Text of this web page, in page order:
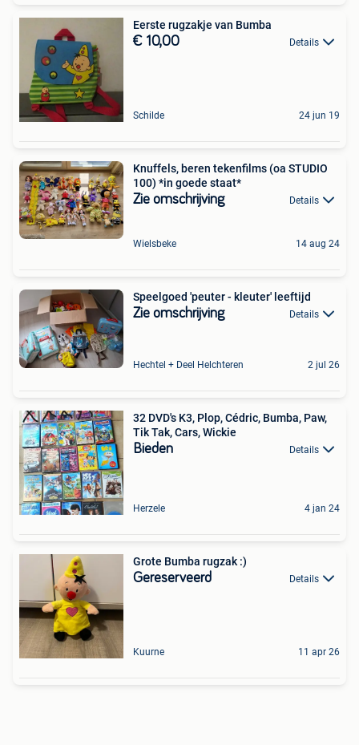
Eerste rugzakje van Bumba
€ 10,00 Details
Schilde 24 jun 19
Knuffels, beren tekenfilms (oa STUDIO
100) *in goede staat*
Zie omschrijving Details
Wielsbeke 14 aug 24
Speelgoed 'peuter - kleuter' leeftijd
Zie omschrijving Details
Hechtel + Deel Helchteren 2 jul 26
32 DVD's K3, Plop, Cédric, Bumba, Paw,
Tik Tak, Cars, Wickie
Bieden Details
Herzele 4 jan 24
Grote Bumba rugzak :)
Gereserveerd Details
Kuurne 11 apr 26